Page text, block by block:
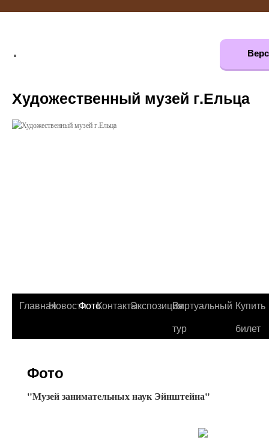
Художественный музей г.Ельца
ГлавнаяНовостиФотоКонтактыЭкспозицияВиртуальный
тур
Купить
билет
Фото
"Музей занимательных наук Эйнштейна"